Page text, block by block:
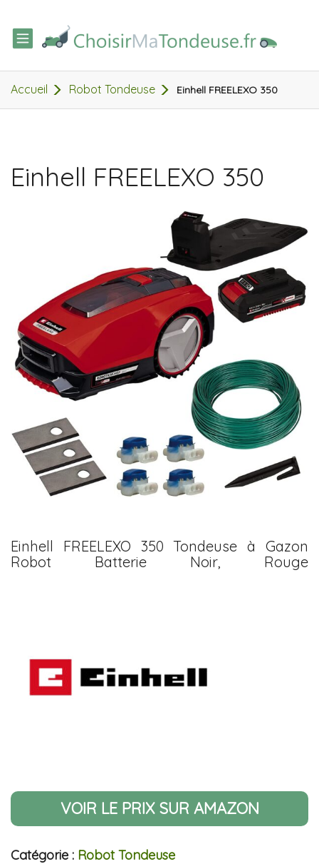
TOGGLE
NAVIGATION
Accueil Robot Tondeuse Einhell FREELEXO 350
Einhell FREELEXO 350
Einhell FREELEXO 350 Tondeuse à Gazon
Robot Batterie Noir, Rouge
VOIR LE PRIX SUR AMAZON
Catégorie : Robot Tondeuse